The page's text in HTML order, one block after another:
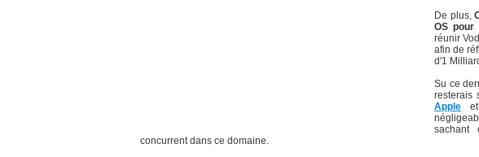
De plus,
OS pour
réunir
afin de
d'1
Su ce
resterais
Apple
sachant
concurrent dans ce domaine.